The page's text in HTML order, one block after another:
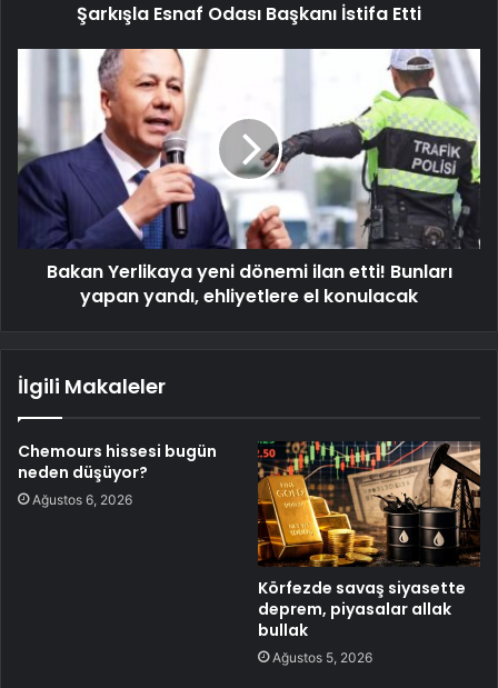
Şarkışla Esnaf Odası Başkanı İstifa Etti
Bakan Yerlikaya yeni dönemi ilan etti! Bunları
yapan yandı, ehliyetlere el konulacak
İlgili Makaleler
Chemours hissesi bugün
neden düşüyor?
Ağustos 6, 2026
Körfezde savaş siyasette
deprem, piyasalar allak
bullak
Ağustos 5, 2026